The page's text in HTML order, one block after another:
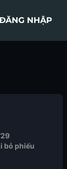
NHẬP
bỏ phiếu